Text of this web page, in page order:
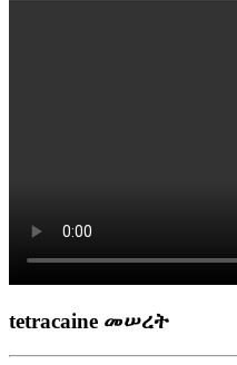
tetracaine መሠረት